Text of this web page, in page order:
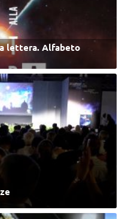
lettera. Alfabeto